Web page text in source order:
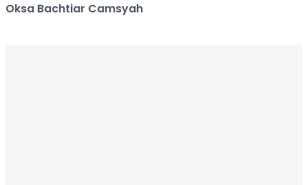
Oksa Bachtiar Camsyah